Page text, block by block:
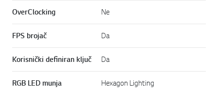
OverClocking Ne
FPS brojač Da
Korisnički definiran ključ Da
RGB LED munja Hexagon Lighting